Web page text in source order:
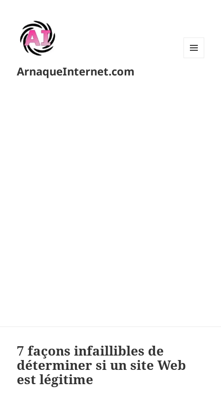
ArnaqueInternet.com
7 façons infaillibles de
déterminer si un site Web
est légitime